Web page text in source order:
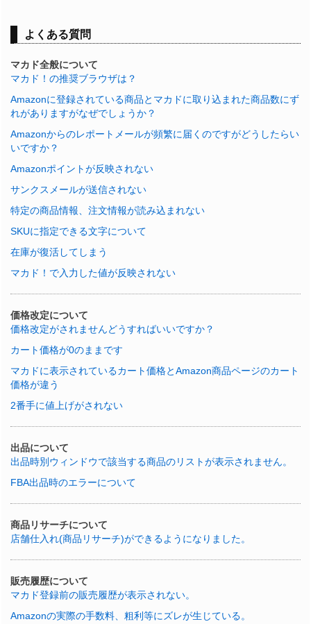
よくある質問
マカド全般について
マカド！の推奨ブラウザは？
Amazonに登録されている商品とマカドに取り込まれた商品数にず
れがありますがなぜでしょうか？
Amazonからのレポートメールが頻繁に届くのですがどうしたらい
いですか？
Amazonポイントが反映されない
サンクスメールが送信されない
特定の商品情報、注文情報が読み込まれない
SKUに指定できる文字について
在庫が復活してしまう
マカド！で入力した値が反映されない
価格改定について
価格改定がされませんどうすればいいですか？
カート価格が0のままです
マカドに表示されているカート価格とAmazon商品ページのカート
価格が違う
2番手に値上げがされない
出品について
出品時別ウィンドウで該当する商品のリストが表示されません。
FBA出品時のエラーについて
商品リサーチについて
店舗仕入れ(商品リサーチ)ができるようになりました。
販売履歴について
マカド登録前の販売履歴が表示されない。
Amazonの実際の手数料、粗利等にズレが生じている。